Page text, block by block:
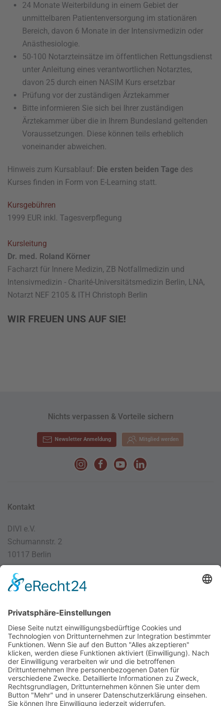
24 Monate Weiterbildung in einem Gebiet der
unmittelbaren Patientenversorgung im stationären
Bereich, davon 6 Monate in der Intensivmedizin oder
Anästhesiologie.
50-100 Notarzteinsätze im öffentlichen Rettungsdienst
unter Anleitung eines verantwortlichen Notarztes,
davon 25 durch einen NASIM Kurs ersetzbar
Prüfung vor der zuständigen Ärztekammer
Bitte informieren Sie sich bei Ihrer zuständigen
Ärztekammer über die in Ihrem Bundesland geltenden
Voraussetzungen. Diese können teils erheblich
voneinander abweichen.
Hinweis zum Kursablauf: Die ersten beiden Tage des
Kurses finden in Form von E-Learning statt.
Kursgebühren
1999 EUR inkl. Tagesverpflegung
Kursleitung
Dr. med. Roland Körner
Facharzt für Innere Medizin, ZB Notfallmedizin und
Intensivmedizin - Charité-Universitätsmedizin Berlin, LNA,
Notarzt NEF 2105 & ITH Christoph Berlin
WIR FREUEN UNS AUF SIE!
Nichts verpassen & Vorteile sichern
Newsletter Anmeldung Mitglied werden
Kontakt
DIVI e.V.
Schumannstr. 2
10117 Berlin
030 / 4000 56 32
Imprint
Datenschutz
Impressum
AGB